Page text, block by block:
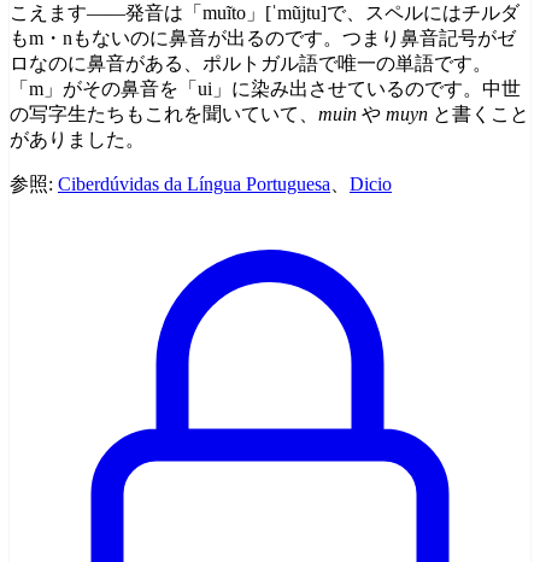
こえます――発音は「muĩto」[ˈmũjtu]で、スペルにはチルダ
もm・nもないのに鼻音が出るのです。つまり鼻音記号がゼ
ロなのに鼻音がある、ポルトガル語で唯一の単語です。
「m」がその鼻音を「ui」に染み出させているのです。中世
の写字生たちもこれを聞いていて、 muin や muyn と書くこと
がありました。
参照: Ciberdúvidas da Língua Portuguesa Dicio